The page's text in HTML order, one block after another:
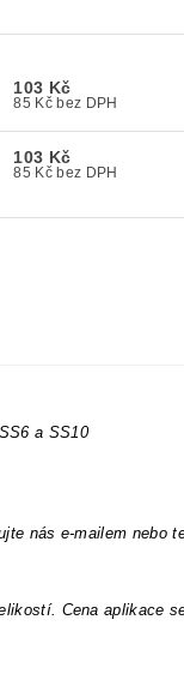
103 Kč
85 Kč bez DPH
103 Kč
85 Kč bez DPH
a SS10
nás e-mailem nebo
Cena aplikace